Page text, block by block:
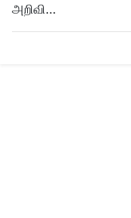
அறிவி…